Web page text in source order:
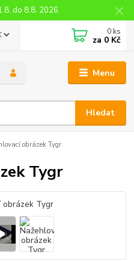
do 8.8. 2026
Menu
Hledat
0 ks
za 0 Kč
obrázek Tygr
Tygr